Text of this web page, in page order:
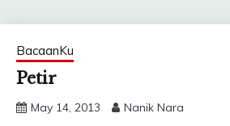
BacaanKu
Petir
May 14, 2013 Nanik Nara